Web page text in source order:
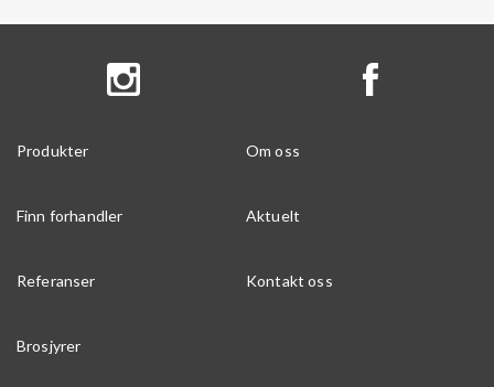
Produkter Om oss
Finn forhandler Aktuelt
Referanser Kontakt oss
Brosjyrer